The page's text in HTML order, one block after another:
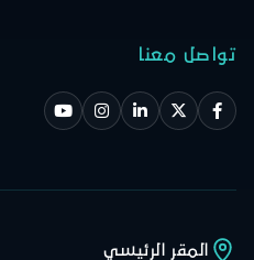
تواصل معنا
المقر الرئيسي